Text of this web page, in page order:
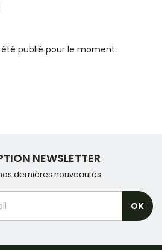
publié pour le moment.
NEWSLETTER
dernières nouveautés